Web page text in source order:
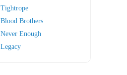
Tightrope
Blood Brothers
Never Enough
Legacy